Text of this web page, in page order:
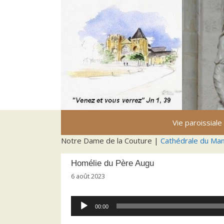
Vie paroissiale
Notre Dame de la Couture | Cathédrale du
Homélie du Père Augu
6 août 2023
Lecteur
audio
00:00